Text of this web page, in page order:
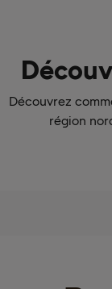
Découvrez
région